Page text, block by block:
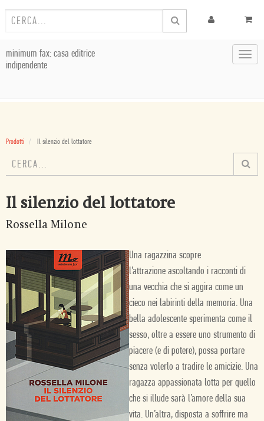
minimum fax: casa editrice
indipendente
Prodotti Il silenzio del lottatore
Il silenzio del lottatore
Rossella Milone
Una ragazzina scopre
l’attrazione ascoltando i racconti di
una vecchia che si aggira come un
cieco nei labirinti della memoria. Una
bella adolescente sperimenta come il
sesso, oltre a essere uno strumento di
piacere (e di potere), possa portare
senza volerlo a tradire le amicizie. Una
ragazza appassionata lotta per quello
che si illude sarà l’amore della sua
vita. Un’altra, disposta a soffrire ma